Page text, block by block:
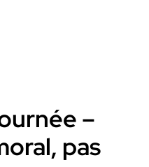
–
pas